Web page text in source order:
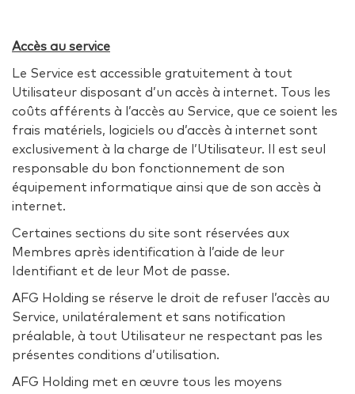
Accès au service
Le Service est accessible gratuitement à tout
Utilisateur disposant d’un accès à internet. Tous les
coûts afférents à l’accès au Service, que ce soient les
frais matériels, logiciels ou d’accès à internet sont
exclusivement à la charge de l’Utilisateur. Il est seul
responsable du bon fonctionnement de son
équipement informatique ainsi que de son accès à
internet.
Certaines sections du site sont réservées aux
Membres après identification à l’aide de leur
Identifiant et de leur Mot de passe.
AFG Holding se réserve le droit de refuser l’accès au
Service, unilatéralement et sans notification
préalable, à tout Utilisateur ne respectant pas les
présentes conditions d’utilisation.
AFG Holding met en œuvre tous les moyens